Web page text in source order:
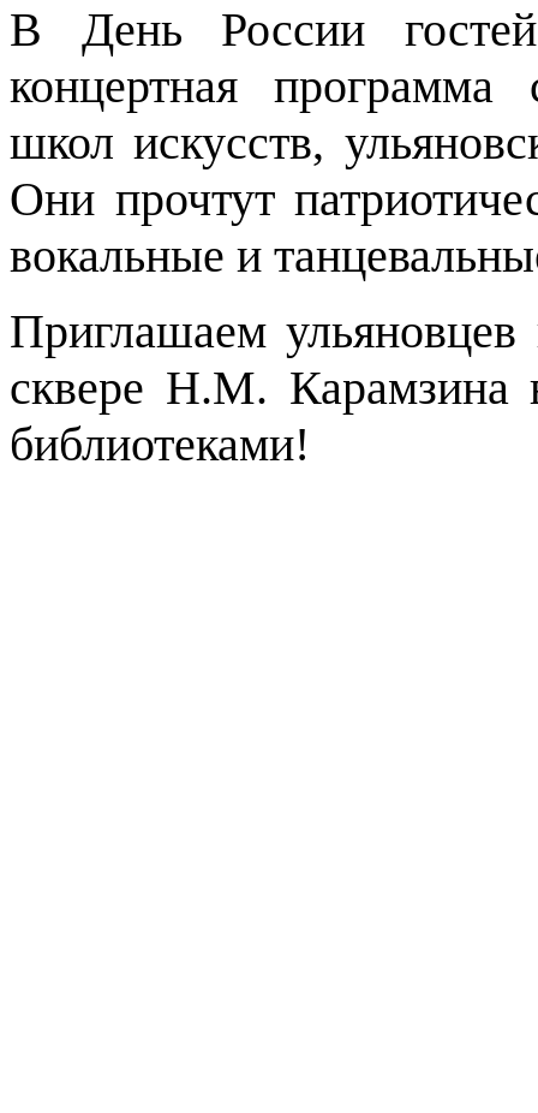
В День России
концертная программа
школ искусств,
Они прочтут
вокальные и
Приглашаем ульяновцев
сквере Н.М. Карамзина
библиотеками!